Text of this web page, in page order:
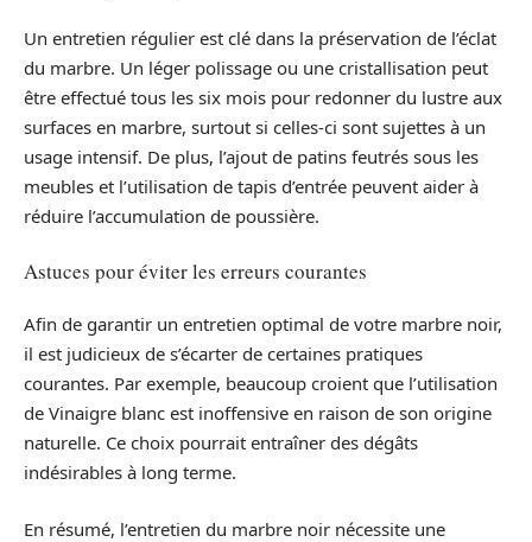
Un entretien régulier est clé dans la préservation de l’éclat
du marbre. Un léger polissage ou une cristallisation peut
être effectué tous les six mois pour redonner du lustre aux
surfaces en marbre, surtout si celles-ci sont sujettes à un
usage intensif. De plus, l’ajout de patins feutrés sous les
meubles et l’utilisation de tapis d’entrée peuvent aider à
réduire l’accumulation de poussière.
Astuces pour éviter les erreurs courantes
Afin de garantir un entretien optimal de votre marbre noir,
il est judicieux de s’écarter de certaines pratiques
courantes. Par exemple, beaucoup croient que l’utilisation
de Vinaigre blanc est inoffensive en raison de son origine
naturelle. Ce choix pourrait entraîner des dégâts
indésirables à long terme.
En résumé, l’entretien du marbre noir nécessite une